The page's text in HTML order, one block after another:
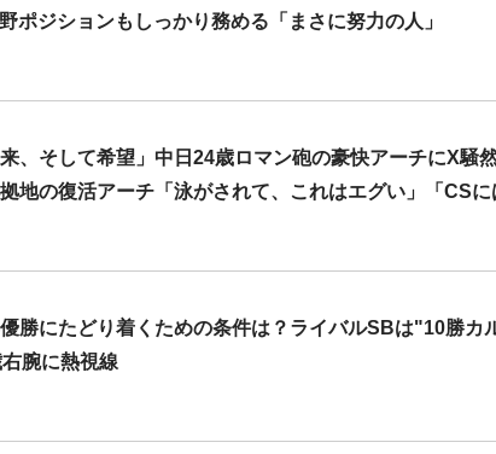
ジションもしっかり務める「まさに努力の人」
来、そして希望」中日24歳ロマン砲の豪快アーチにX
地の復活アーチ「泳がされて、これはエグい」「CSに
勝にたどり着くための条件は？ライバルSBは"10勝
腕に熱視線